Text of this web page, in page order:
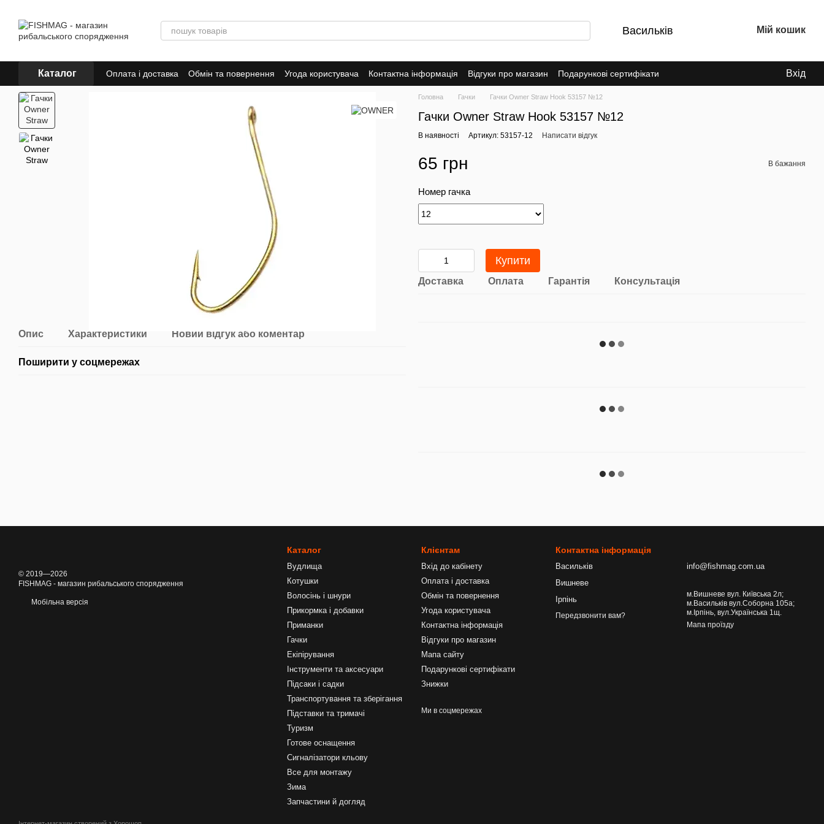
Васильків Мій кошик
Каталог Оплата і доставка Обмін та повернення Угода користувача Контактна інформація Відгуки про магазин
Подарункові сертифікати
Знижки
Вхід
Опис Характеристики Новий відгук або коментар
Поширити у соцмережах
Головна Гачки Гачки Owner Straw Hook 53157 №12
Гачки Owner Straw Hook 53157 №12
В наявності Артикул: 53157-12 Написати відгук
65 грн В бажання
Номер гачка
Купити
Доставка Оплата Гарантія Консультація
© 2019—2026
FISHMAG - магазин рибальського спорядження
Мобільна версія
Каталог
Вудлища
Котушки
Волосінь і шнури
Прикормка і добавки
Приманки
Гачки
Екіпірування
Інструменти та аксесуари
Підсаки і садки
Транспортування та зберігання
Підставки та тримачі
Туризм
Готове оснащення
Сигналізатори кльову
Все для монтажу
Зима
Запчастини й догляд
Клієнтам
Вхід до кабінету
Оплата і доставка
Обмін та повернення
Угода користувача
Контактна інформація
Відгуки про магазин
Мапа сайту
Подарункові сертифікати
Знижки
Ми в соцмережах
Контактна інформація
Васильків
Вишневе
Ірпінь
Передзвонити вам?
info@fishmag.com.ua
м.Вишневе вул. Київська 2л;
м.Васильків вул.Соборна 105а;
м.Ірпінь, вул.Українська 1щ.
Мапа проїзду